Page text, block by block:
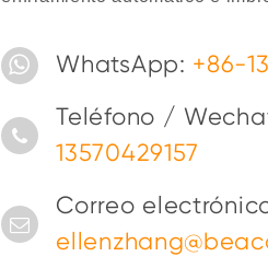
WhatsApp: +86-
Teléfono /
13570429157
Correo